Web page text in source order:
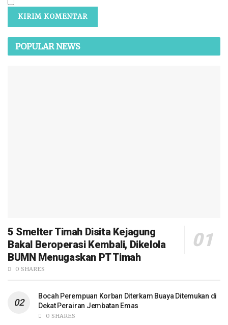
POPULAR NEWS
5 Smelter Timah Disita Kejagung
Bakal Beroperasi Kembali, Dikelola
BUMN Menugaskan PT Timah
0 SHARES
Bocah Perempuan Korban Diterkam Buaya Ditemukan di
Dekat Perairan Jembatan Emas
0 SHARES